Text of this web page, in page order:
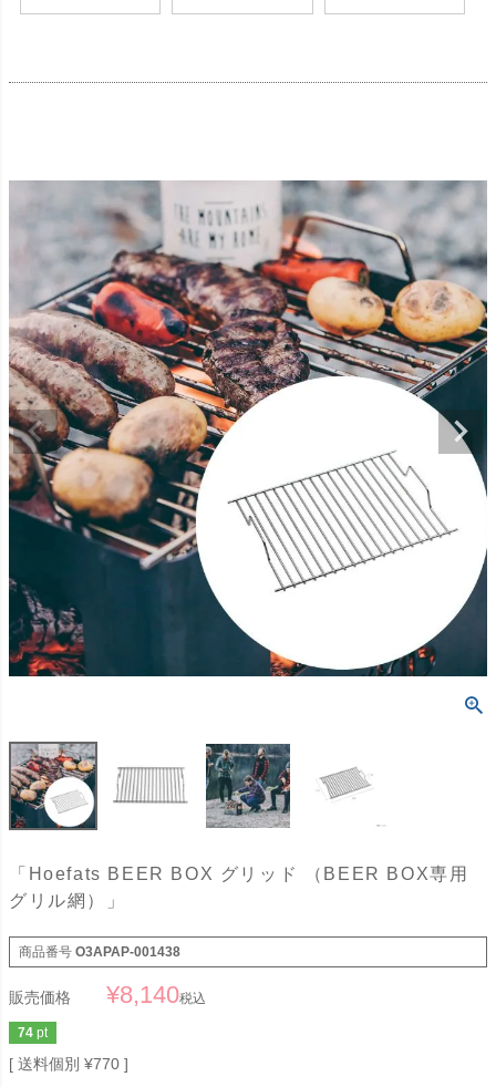
「Hoefats BEER BOX グリッド （BEER BOX専用
グリル網）」
商品番号 O3APAP-001438
販売価格 ¥8,140税込
74 pt
送料個別 ¥770